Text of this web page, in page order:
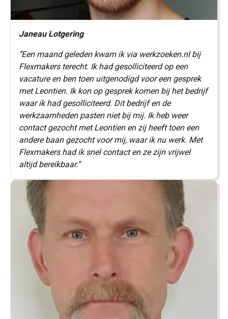
Janeau Lotgering
‘’Een maand geleden kwam ik via werkzoeken.nl bij
Flexmakers terecht. Ik had gesolliciteerd op een
vacature en ben toen uitgenodigd voor een gesprek
met Leontien. Ik kon op gesprek komen bij het bedrijf
waar ik had gesolliciteerd. Dit bedrijf en de
werkzaamheden pasten niet bij mij. Ik heb weer
contact gezocht met Leontien en zij heeft toen een
andere baan gezocht voor mij, waar ik nu werk. Met
Flexmakers had ik snel contact en ze zijn vrijwel
altijd bereikbaar.”